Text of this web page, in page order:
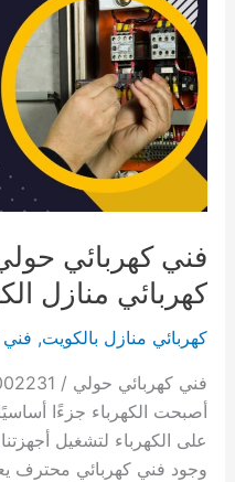
69002231
/
كهربائي
منازل
الكويت
كهربائي منازل
كهربائي منازل بالكويت, فني
أصبحت الكهرباء جزءًا
على الكهرباء لتشغيل
وجود فني كهربائي محترف